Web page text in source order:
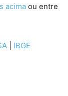
acima ou entre
IBGE